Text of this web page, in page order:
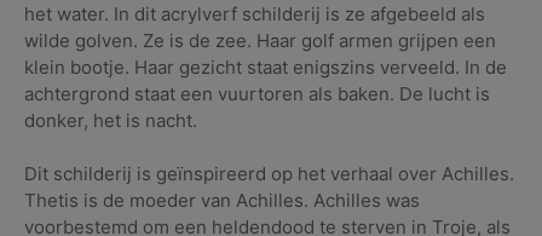
het water. In dit acrylverf schilderij is ze afgebeeld als
wilde golven. Ze is de zee. Haar golf armen grijpen een
klein bootje. Haar gezicht staat enigszins verveeld. In de
achtergrond staat een vuurtoren als baken. De lucht is
donker, het is nacht.
Dit schilderij is geïnspireerd op het verhaal over Achilles.
Thetis is de moeder van Achilles. Achilles was
voorbestemd om een heldendood te sterven in Troje, als